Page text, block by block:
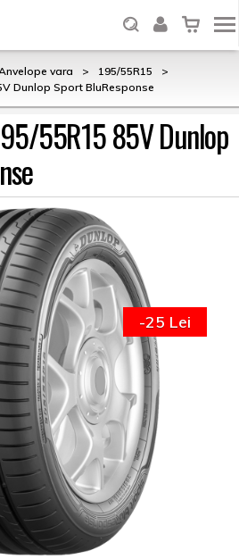
vara > 195/55R15
>
Dunlop Sport BluResponse
55R15 85V Dunlop
-25 Lei